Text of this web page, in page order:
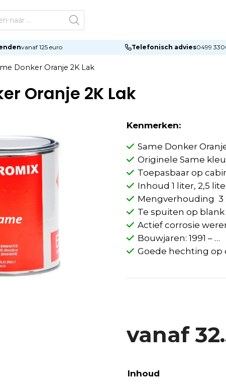
vanaf 125 euro Telefonisch advies0499
Donker Oranje 2K Lak
Oranje 2K Lak
Kenmerken:
Same Donker
Originele Same
Toepasbaar op
Inhoud 1 liter, 2,5
Mengverhouding 3
Te spuiten op
Actief corrosie
Bouwjaren: 1991 – …
Goede hechting op
vanaf
Inhoud